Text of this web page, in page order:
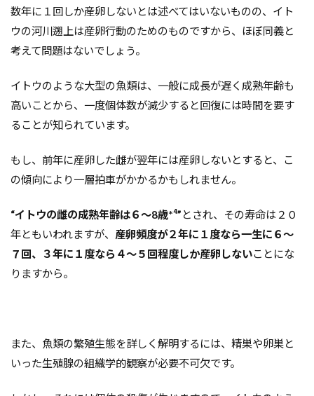
数年に１回しか産卵しないとは述べてはいないものの、イト
ウの河川遡上は産卵行動のためのものですから、ほぼ同義と
考えて問題はないでしょう。
イトウのような大型の魚類は、一般に成長が遅く成熟年齢も
高いことから、一度個体数が減少すると回復には時間を要す
ることが知られています。
もし、前年に産卵した雌が翌年には産卵しないとすると、こ
の傾向により一層拍車がかかるかもしれません。
“イトウの雌の成熟年齢は６～8歳*⁴” とされ、
その寿命は２０
年ともいわれますが、 産卵頻度が２年に１度なら一生に６～
７回、３年に１度なら４～５回程度しか産卵しないことにな
りますから。
また、魚類の繁殖生態を詳しく解明するには、精巣や卵巣と
いった生殖腺の組織学的観察が必要不可欠です。